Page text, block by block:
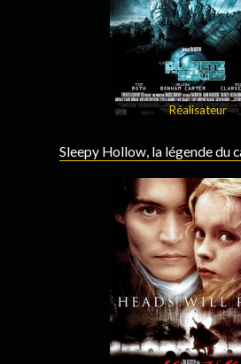
Réalisateur
Sleepy Hollow, la légende du